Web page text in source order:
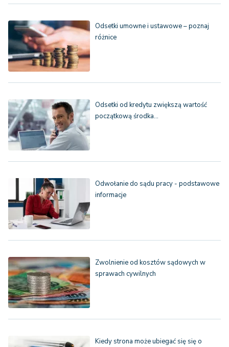
Odsetki umowne i ustawowe – poznaj
różnice
Odsetki od kredytu zwiększą wartość
początkową środka…
Odwołanie do sądu pracy - podstawowe
informacje
Zwolnienie od kosztów sądowych w
sprawach cywilnych
Kiedy strona może ubiegać się się o